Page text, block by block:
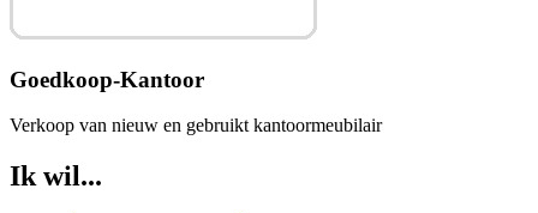
Goedkoop-Kantoor
Verkoop van nieuw en gebruikt kantoormeubilair
Ik wil...